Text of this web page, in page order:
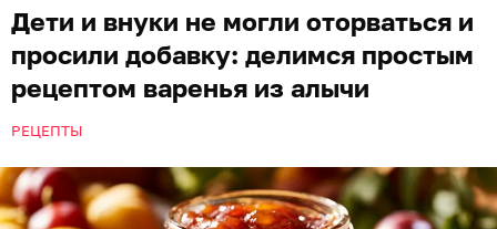
Дети и внуки не могли оторваться и
просили добавку: делимся простым
рецептом варенья из алычи
РЕЦЕПТЫ